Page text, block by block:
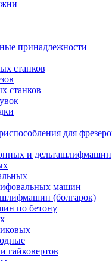
принадлежности
станков
станков
для
и дельташлифмашин
машин
(болгарок)
по бетону
гайковертов